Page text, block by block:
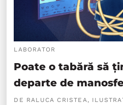
LABORATOR
Poate o tabără să
departe de
DE RALUCA CRISTEA,